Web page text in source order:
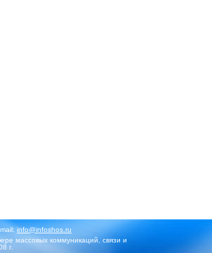
info@infoshos.ru
массовых коммуникаций, связи и
г.